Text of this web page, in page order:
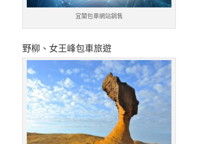
宜蘭包車網站銷售
野柳、女王峰包車旅遊